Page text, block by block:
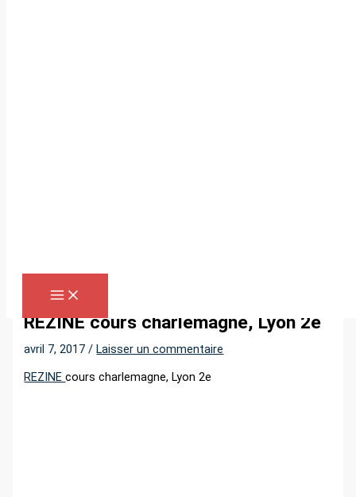
Accueil»REZINE cours charlemagne, Lyon 2e
REZINE cours charlemagne, Lyon 2e
avril 7, 2017/Laisser un commentaire
REZINEcours charlemagne, Lyon 2e
r
h